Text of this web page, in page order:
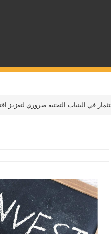
في البنيات التحتية ضروري لتعزيز